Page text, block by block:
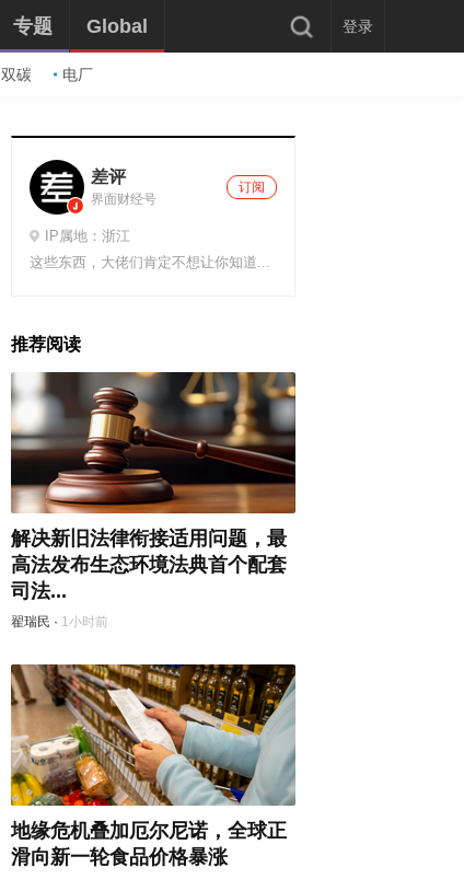
双碳 电厂
专题 Global 登录
差评
界面财经号
订阅
IP属地：浙江
这些东西，大佬们肯定不想让你知道...
推荐阅读
解决新旧法律衔接适用问题，最
高法发布生态环境法典首个配套
司法...
翟瑞民 · 1小时前
地缘危机叠加厄尔尼诺，全球正
滑向新一轮食品价格暴涨